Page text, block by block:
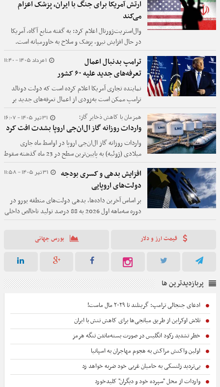
ارتش آمریکا برای جنگ با ایران، پزشک اعزام
می‌کند
وال‌استریت‌ژورنال اعلام کرد: به گفته منابع آگاه، آمریکا
در حال افزایش نیرو، پزشک و سلاح به خاورمیانه است.
1 مرداد 1405 - 11:40
ترامپ بدنبال اعمال
تعرفه‌های جدید علیه ۶۰ کشور
نماینده تجاری آمریکا اعلام کرده است که دولت دونالد
ترامپ ممکن است به‌زودی از اعمال تعرفه‌های جدید بر
واردات از کشورهای بیشتری خبر دهد، هرچند زمان
دقیقی برای این تصمیم اعلام نشده است.31 تیر 1405 - 16:07 همزمان با کاهش ذخایر گاز؛
واردات روزانه گاز ال‌ان‌جی اروپا بشدت افت کرد
واردات روزانه گاز ال‌ان‌جی اروپا در اواسط ماه جاری
میلادی (ژوئیه) به پایین‌ترین سطح در 23 ماه گذشته سقوط
کرد.
31 تیر 1405 - 11:58
افزایش بدهی و کسری بودجه
دولت‌های اروپایی
بر اساس آخرین داده‌ها، بدهی دولت‌های منطقه یورو در
دوره سه‌ماهه اول 2026 به 88 درصد تولید ناخالص داخلی
رسید.
قیمت ارز و دلار بورس جهانی
پربازدیدترین ها
ادعای جنجالی ترامپ: گرینلند تا ۲۰۲۹ مال ماست!
تلاش اوکراین از طریق میانجی‌ها برای کاهش تنش با ایران
خطر تشدید رکود انگلیس در صورت بسته‌ماندن تنگه هرمز
اولین واکنش مراکش به هجوم مهاجران به اسپانیا
بی‌تردید زلنسکی به حامیان غربی خود ضربه خواهد زد
واردات از محل "سپرده خود و دیگران" کلیدخورد